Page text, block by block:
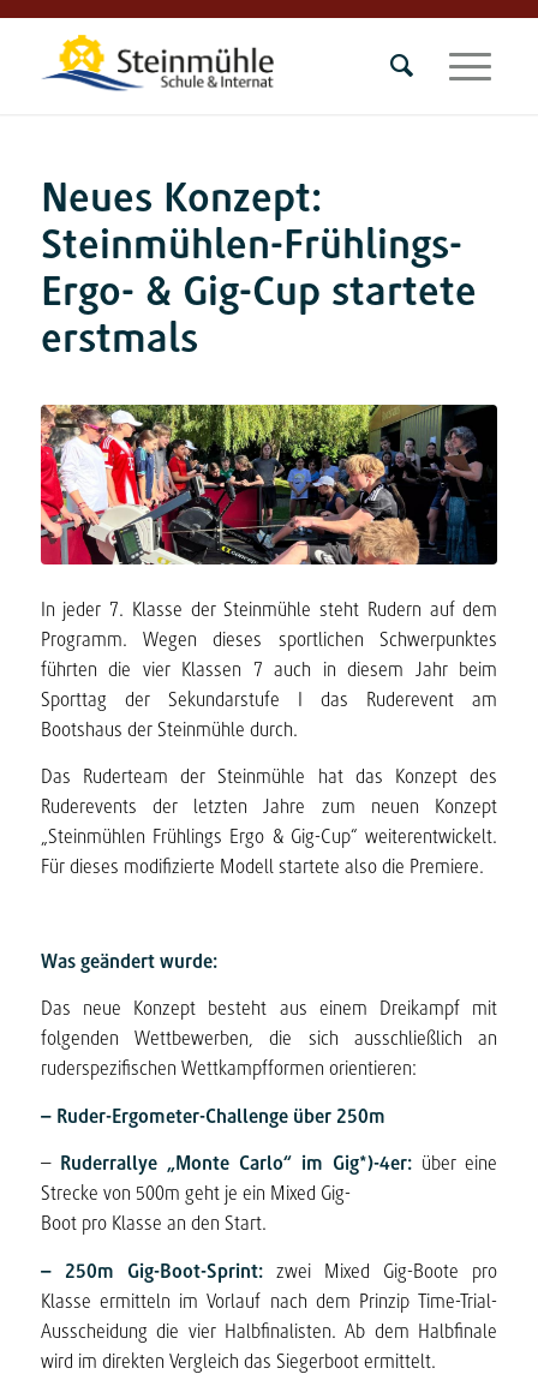
Neues Konzept:
Steinmühlen-Frühlings-
Ergo- & Gig-Cup startete
erstmals
In jeder 7. Klasse der Steinmühle steht Rudern auf dem
Programm. Wegen dieses sportlichen Schwerpunktes
führten die vier Klassen 7 auch in diesem Jahr beim
Sporttag der Sekundarstufe I das Ruderevent am
Bootshaus der Steinmühle durch.
Das Ruderteam der Steinmühle hat das Konzept des
Ruderevents der letzten Jahre zum neuen Konzept
„Steinmühlen Frühlings Ergo & Gig-Cup“ weiterentwickelt.
Für dieses modifizierte Modell startete also die Premiere.
Was geändert wurde:
Das neue Konzept besteht aus einem Dreikampf mit
folgenden Wettbewerben, die sich ausschließlich an
ruderspezifischen Wettkampfformen orientieren:
– Ruder-Ergometer-Challenge über 250m
– Ruderrallye „Monte Carlo“ im Gig*)-4er:über eine
Strecke von 500m geht je ein Mixed Gig-
Boot pro Klasse an den Start.
– 250m Gig-Boot-Sprint: zwei Mixed Gig-Boote pro
Klasse ermitteln im Vorlauf nach dem Prinzip Time-Trial-
Ausscheidung die vier Halbfinalisten. Ab dem Halbfinale
wird im direkten Vergleich das Siegerboot ermittelt.